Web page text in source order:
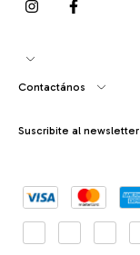
Contactános
Suscribite al newsletter